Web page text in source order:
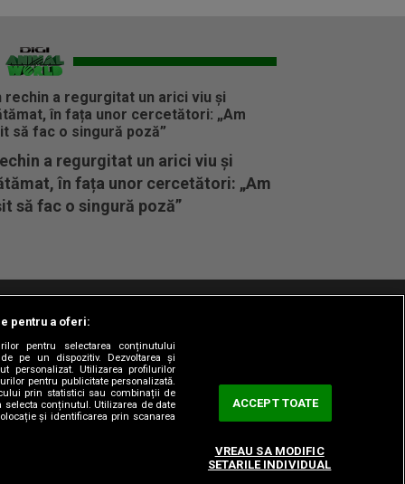
a regurgitat un arici viu și
în fața unor cercetători: „Am
să fac o singură poză”
Info Codul etic
pentru a oferi:
pentru selectarea conținutului
pe un dispozitiv. Dezvoltarea și
personalizat. Utilizarea profilurilor
pentru publicitate personalizată.
prin statistici sau combinații de
conținutul. Utilizarea de date
și identificarea prin scanarea
ACCEPT TOATE
VREAU SA MODIFIC
SETARILE INDIVIDUAL